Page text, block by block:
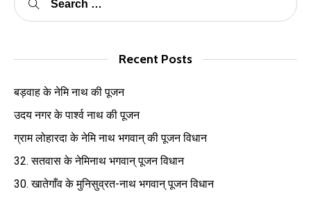
Recent Posts
बड़वाह के नेमि नाथ की पूजन
उदय नगर के पार्श्व नाथ की पूजन
ग्राम लोहारदा के नेमि नाथ भगवान् की पूजन विधान
32. सतवास के नेमिनाथ भगवान् पूजन विधान
30. खातेगाँव के मुनिसुव्रत-नाथ भगवान् पूजन विधान